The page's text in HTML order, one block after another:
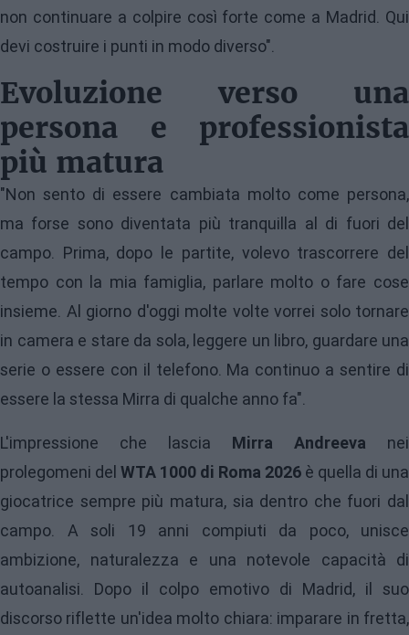
non continuare a colpire così forte come a Madrid. Qui
devi costruire i punti in modo diverso".
Evoluzione verso una
persona e professionista
più matura
"Non sento di essere cambiata molto come persona,
ma forse sono diventata più tranquilla al di fuori del
campo. Prima, dopo le partite, volevo trascorrere del
tempo con la mia famiglia, parlare molto o fare cose
insieme. Al giorno d'oggi molte volte vorrei solo tornare
in camera e stare da sola, leggere un libro, guardare una
serie o essere con il telefono. Ma continuo a sentire di
essere la stessa Mirra di qualche anno fa".
L'impressione che lascia Mirra Andreeva nei
prolegomeni del WTA 1000 di Roma 2026 è quella di una
giocatrice sempre più matura, sia dentro che fuori dal
campo. A soli 19 anni compiuti da poco, unisce
ambizione, naturalezza e una notevole capacità di
autoanalisi. Dopo il colpo emotivo di Madrid, il suo
discorso riflette un'idea molto chiara: imparare in fretta,